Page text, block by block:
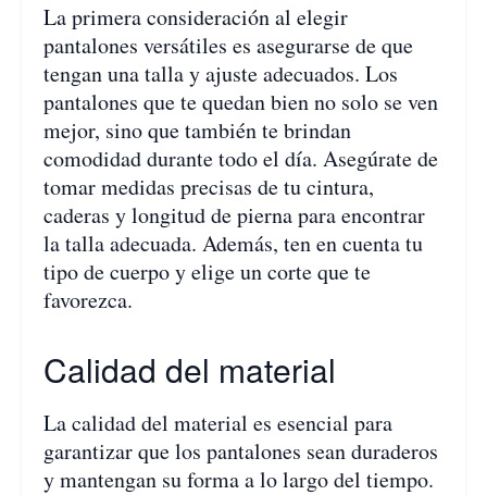
La primera consideración al elegir
pantalones versátiles es asegurarse de que
tengan una talla y ajuste adecuados. Los
pantalones que te quedan bien no solo se ven
mejor, sino que también te brindan
comodidad durante todo el día. Asegúrate de
tomar medidas precisas de tu cintura,
caderas y longitud de pierna para encontrar
la talla adecuada. Además, ten en cuenta tu
tipo de cuerpo y elige un corte que te
favorezca.
Calidad del material
La calidad del material es esencial para
garantizar que los pantalones sean duraderos
y mantengan su forma a lo largo del tiempo.